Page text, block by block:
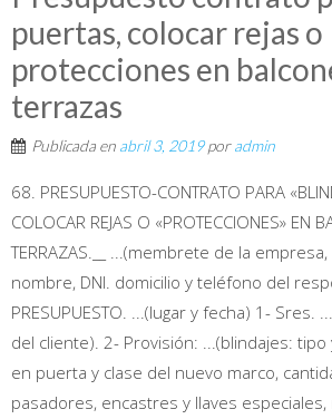
puertas, colocar rejas o
protecciones en
terrazas
Publicada en abril 3, 2019poradmin
68. PRESUPUESTO-CONTRATO PARA
COLOCAR REJAS O «PROTECCIONES» EN
TERRAZAS.__ ...(membrete de la
nombre, DNI. domicilio y teléfono del
PRESUPUESTO. ...(lugar y fecha) 1- Sres.
del cliente). 2- Provisión: ...(blindajes:
en puerta y clase del nuevo marco,
pasadores, encastres y llaves